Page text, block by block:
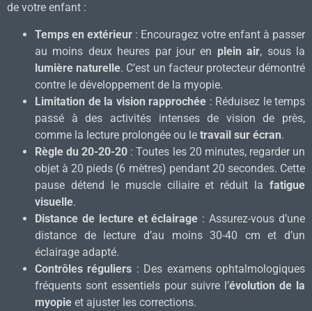
de votre enfant :
Temps en extérieur : Encouragez votre enfant à passer
au moins deux heures par jour en plein air, sous la
lumière naturelle. C’est un facteur protecteur démontré
contre le développement de la myopie.
Limitation de la vision rapprochée : Réduisez le temps
passé à des activités intenses de vision de près,
comme la lecture prolongée ou le travail sur écran.
Règle du 20-20-20 : Toutes les 20 minutes, regarder un
objet à 20 pieds (6 mètres) pendant 20 secondes. Cette
pause détend le muscle ciliaire et réduit la fatigue
visuelle.
Distance de lecture et éclairage : Assurez-vous d’une
distance de lecture d’au moins 30-40 cm et d’un
éclairage adapté.
Contrôles réguliers : Des examens ophtalmologiques
fréquents sont essentiels pour suivre l’évolution de la
myopie et ajuster les corrections.